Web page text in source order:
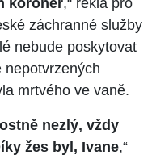
záchranné služby
nebude poskytovat
nepotvrzených
mrtvého ve vaně.
nezlý, vždy
žes byl, Ivane,“